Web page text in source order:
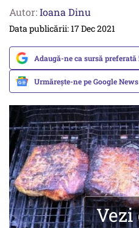
Autor:Ioana Dinu
Data publicării: 17 Dec 2021
Adaugă-ne ca sursă preferată
Urmărește-ne pe Google News